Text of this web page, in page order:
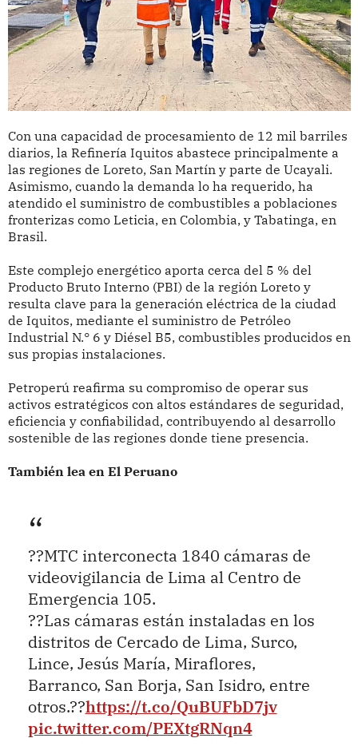
Con una capacidad de procesamiento de 12 mil barriles
diarios, la Refinería Iquitos abastece principalmente a
las regiones de Loreto, San Martín y parte de Ucayali.
Asimismo, cuando la demanda lo ha requerido, ha
atendido el suministro de combustibles a poblaciones
fronterizas como Leticia, en Colombia, y Tabatinga, en
Brasil.
Este complejo energético aporta cerca del 5 % del
Producto Bruto Interno (PBI) de la región Loreto y
resulta clave para la generación eléctrica de la ciudad
de Iquitos, mediante el suministro de Petróleo
Industrial N.° 6 y Diésel B5, combustibles producidos en
sus propias instalaciones.
Petroperú reafirma su compromiso de operar sus
activos estratégicos con altos estándares de seguridad,
eficiencia y confiabilidad, contribuyendo al desarrollo
sostenible de las regiones donde tiene presencia.
También lea en El Peruano
??MTC interconecta 1840 cámaras de
videovigilancia de Lima al Centro de
Emergencia 105.
??Las cámaras están instaladas en los
distritos de Cercado de Lima, Surco,
Lince, Jesús María, Miraflores,
Barranco, San Borja, San Isidro, entre
otros.??https://t.co/QuBUFbD7jv
pic.twitter.com/PEXtgRNqn4